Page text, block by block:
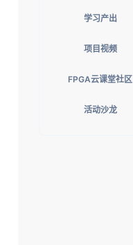
学习产出
项目视频
FPGA云课堂社区
活动沙龙